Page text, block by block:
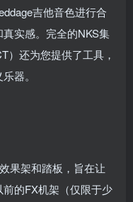
吉他音色进行合
实感。完全的NKS集
）还为您提供了工具，
器。
果架和踏板，旨在让
的FX机架（仅限于少